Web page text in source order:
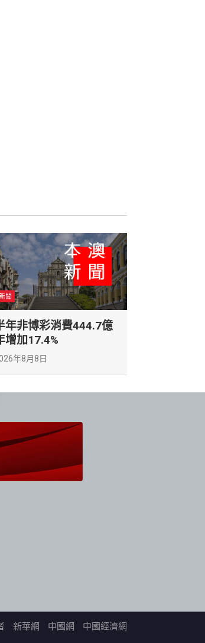
聞
年非博彩消費444.7億
增加17.4%
年8月8日
新華網 中國網 中國經濟網